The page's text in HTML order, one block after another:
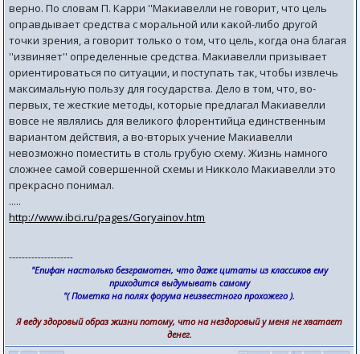
верно. По словам П. Карри ''Макиавелли не говорит, что цель
оправдывает средства с моральной или какой-либо другой
точки зрения, а говорит только о том, что цель, когда она благая
''извиняет'' определенные средства. Макиавелли призывает
ориентироваться по ситуации, и поступать так, чтобы извлечь
максимальную пользу для государства. Дело в том, что, во-
первых, те жесткие методы, которые предлагал Макиавелли
вовсе не являлись для великого флорентийца единственным
вариантом действия, а во-вторых учение Макиавелли
невозможно поместить в столь грубую схему. Жизнь намного
сложнее самой совершенной схемы и Никколо Макиавелли это
прекрасно понимал.
.....
http://www.ibci.ru/pages/Goryainov.htm
--------------------
"Епифан настолько безграмотен, что даже цитаты из классиков ему
приходится выдумывать самому
"( Пометка на полях форума неизвестного прохожего ).
Я веду здоровый образ жизни потому, что на нездоровый у меня не хватает
денег.